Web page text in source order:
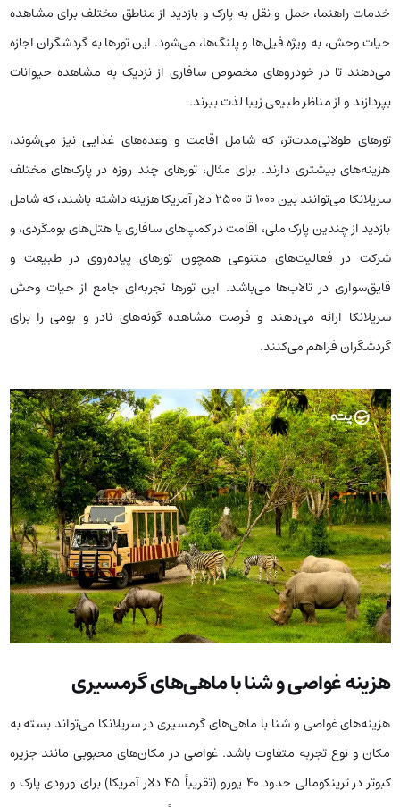
خدمات راهنما، حمل و نقل به پارک و بازدید از مناطق مختلف برای مشاهده
حیات وحش، به ویژه فیل‌ها و پلنگ‌ها، می‌شود. این تورها به گردشگران اجازه
می‌دهند تا در خودروهای مخصوص سافاری از نزدیک به مشاهده حیوانات
بپردازند و از مناظر طبیعی زیبا لذت ببرند.
تورهای طولانی‌مدت‌تر، که شامل اقامت و وعده‌های غذایی نیز می‌شوند،
هزینه‌های بیشتری دارند. برای مثال، تورهای چند روزه در پارک‌های مختلف
سریلانکا می‌توانند بین 1000 تا 2500 دلار آمریکا هزینه داشته باشند، که شامل
بازدید از چندین پارک ملی، اقامت در کمپ‌های سافاری یا هتل‌های بومگردی، و
شرکت در فعالیت‌های متنوعی همچون تورهای پیاده‌روی در طبیعت و
قایق‌سواری در تالاب‌ها می‌باشد. این تورها تجربه‌ای جامع از حیات وحش
سریلانکا ارائه می‌دهند و فرصت مشاهده گونه‌های نادر و بومی را برای
گردشگران فراهم می‌کنند.
هزینه غواصی و شنا با ماهی‌های گرمسیری
هزینه‌های غواصی و شنا با ماهی‌های گرمسیری در سریلانکا می‌تواند بسته به
مکان و نوع تجربه متفاوت باشد. غواصی در مکان‌های محبوبی مانند جزیره
کبوتر در ترینکومالی حدود 40 یورو (تقریباً 45 دلار آمریکا) برای ورودی پارک و